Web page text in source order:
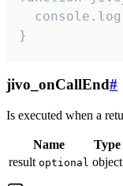
}
jivo_onCallEnd#
Is executed when a
Name Type
result optional object